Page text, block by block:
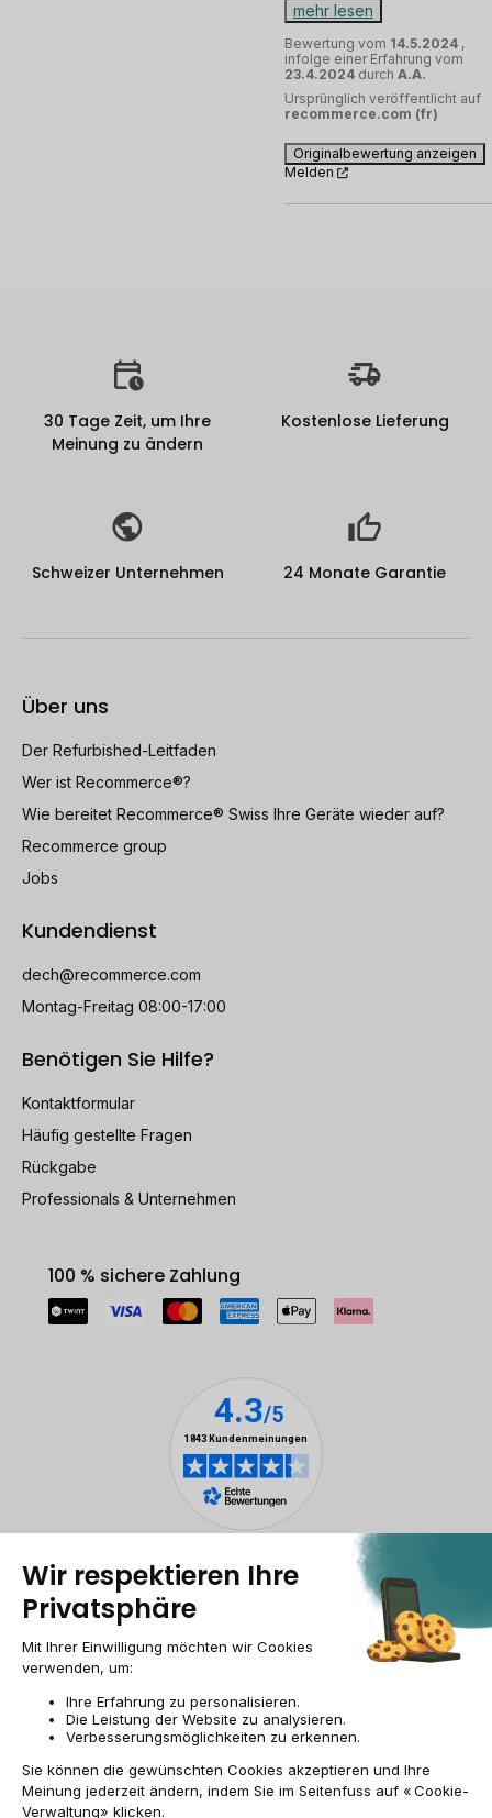
mehr lesen
Bewertung vom 14.5.2024 ,
infolge einer Erfahrung vom
23.4.2024 durch A.A.
Ursprünglich veröffentlicht auf
recommerce.com (fr)
Originalbewertung anzeigen
Melden
30 Tage Zeit, um Ihre
Meinung zu ändern
Kostenlose Lieferung
Schweizer Unternehmen 24 Monate Garantie
Über uns
Der Refurbished-Leitfaden
Wer ist Recommerce®?
Wie bereitet Recommerce® Swiss Ihre Geräte wieder auf?
Recommerce group
Jobs
Kundendienst
dech@recommerce.com
Montag-Freitag 08:00-17:00
Benötigen Sie Hilfe?
Kontaktformular
Häufig gestellte Fragen
Rückgabe
Professionals & Unternehmen
100 % sichere Zahlung
Rechtliche Hinweise
Cookie-Verwaltung
Allgemeine Geschäftsbedingungen
Personenbezogener daten
Webseite der Recommerce Group
CH-DE | CHF
© 2009-2026 RECOMMERCE - Alle Rechte vorbehalten.